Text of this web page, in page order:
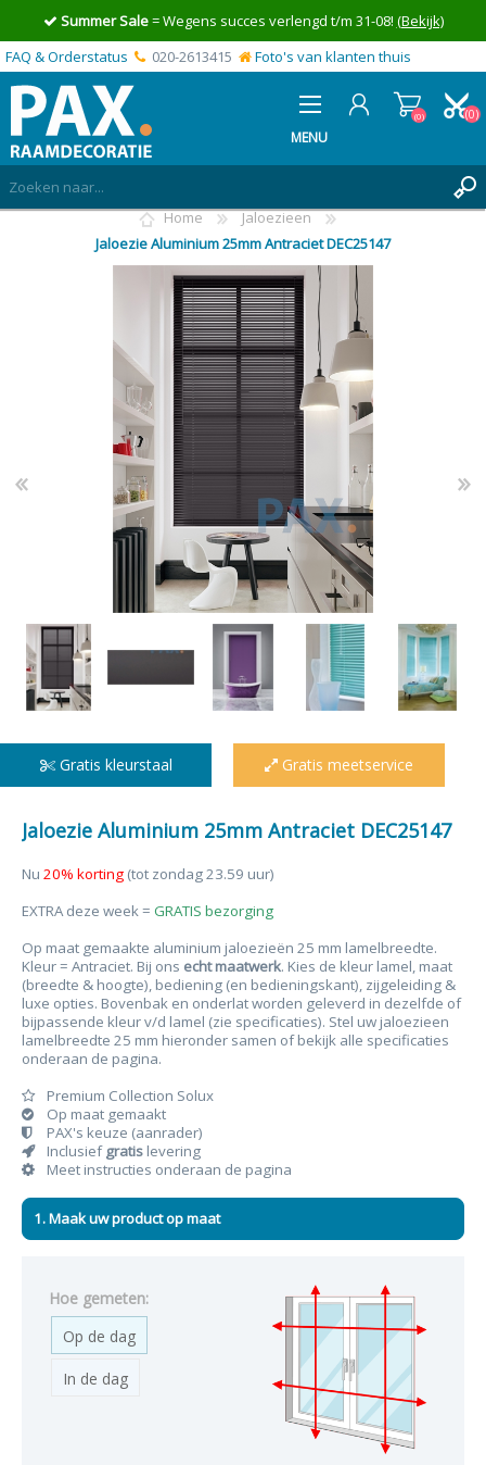
Summer Sale= Wegens succes verlengd t/m 31-08! (Bekijk)
FAQ & Orderstatus
020-2613415 Foto's van klanten thuis
MENU
INLOGGEN
MIJN OFFERTE
(0)
(0)
Home
Jaloezieen
Jaloezie Aluminium 25mm Antraciet DEC25147
Gratis kleurstaal Gratis meetservice
Jaloezie Aluminium 25mm Antraciet DEC25147
Nu 20% korting (tot zondag 23.59 uur)
EXTRA deze week = GRATIS bezorging
Op maat gemaakte aluminium jaloezieën 25 mm lamelbreedte.
Kleur = Antraciet. Bij ons echt maatwerk. Kies de kleur lamel, maat
(breedte & hoogte), bediening (en bedieningskant), zijgeleiding &
luxe opties. Bovenbak en onderlat worden geleverd in dezelfde of
bijpassende kleur v/d lamel (zie specificaties). Stel uw jaloezieen
lamelbreedte 25 mm hieronder samen of bekijk alle specificaties
onderaan de pagina.
Premium Collection Solux
Op maat gemaakt
PAX's keuze (aanrader)
Inclusiefgratis levering
Meet instructies onderaan de pagina
1. Maak uw product op maat
Hoe gemeten:
Op de dag
In de dag